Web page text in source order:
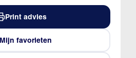
Print advies
Mijn favorieten